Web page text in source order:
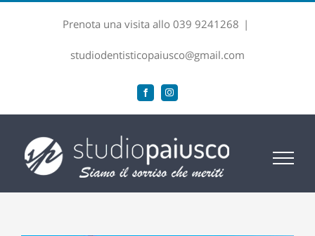
Prenota una visita allo 039 9241268 |
studiodentisticopaiusco@gmail.com
FacebookInstagram